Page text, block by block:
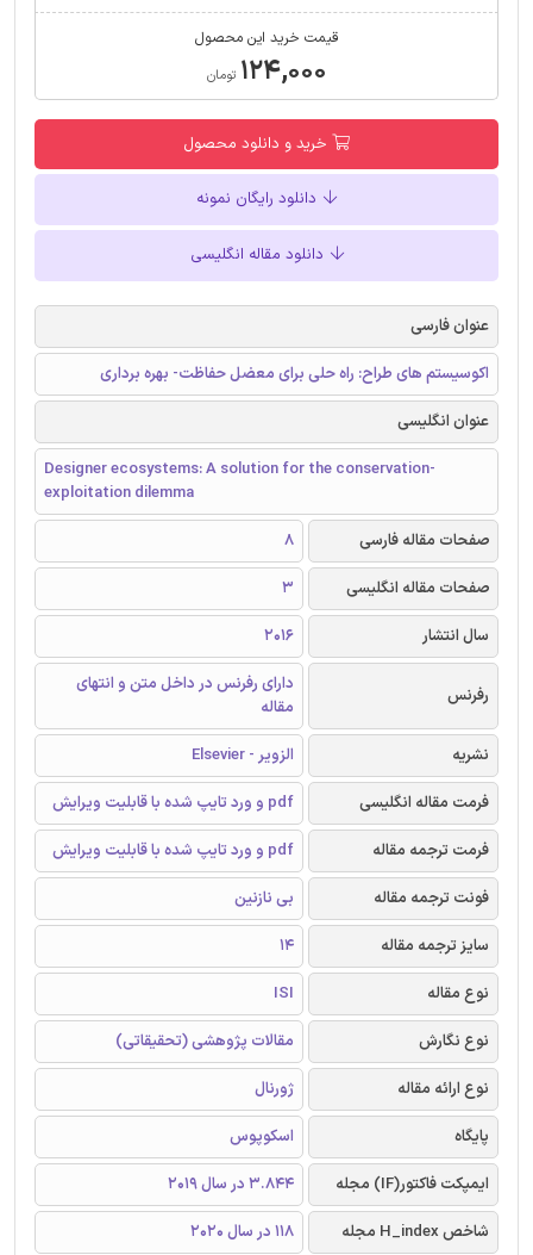
قیمت خرید این محصول
۱۲۴,۰۰۰ تومان
خرید و دانلود محصول
دانلود رایگان نمونه
دانلود مقاله انگلیسی
عنوان فارسی
اکوسیستم های طراح: راه حلی برای معضل حفاظت- بهره برداری
عنوان انگلیسی
Designer ecosystems: A solution for the conservation-
exploitation dilemma
صفحات مقاله فارسی
8
صفحات مقاله انگلیسی
3
سال انتشار
2016
رفرنس
دارای رفرنس در داخل متن و انتهای
مقاله
نشریه
الزویر - Elsevier
فرمت مقاله انگلیسی
pdf و ورد تایپ شده با قابلیت ویرایش
فرمت ترجمه مقاله
pdf و ورد تایپ شده با قابلیت ویرایش
فونت ترجمه مقاله
بی نازنین
سایز ترجمه مقاله
14
نوع مقاله
ISI
نوع نگارش
مقالات پژوهشی (تحقیقاتی)
نوع ارائه مقاله
ژورنال
پایگاه
اسکوپوس
ایمپکت فاکتور(IF) مجله
3.844 در سال 2019
شاخص H_index مجله
118 در سال 2020